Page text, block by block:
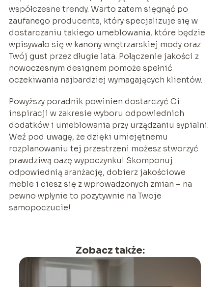
współczesne trendy. Warto zatem sięgnąć po
zaufanego producenta, który specjalizuje się w
dostarczaniu takiego umeblowania, które będzie
wpisywało się w kanony wnętrzarskiej mody oraz
Twój gust przez długie lata. Połączenie jakości z
nowoczesnym designem pomoże spełnić
oczekiwania najbardziej wymagających klientów.
Powyższy poradnik powinien dostarczyć Ci
inspiracji w zakresie wyboru odpowiednich
dodatków i umeblowania przy urządzaniu sypialni.
Weź pod uwagę, że dzięki umiejętnemu
rozplanowaniu tej przestrzeni możesz stworzyć
prawdziwą oazę wypoczynku! Skomponuj
odpowiednią aranżację, dobierz jakościowe
meble i ciesz się z wprowadzonych zmian – na
pewno wpłynie to pozytywnie na Twoje
samopoczucie!
Zobacz także: